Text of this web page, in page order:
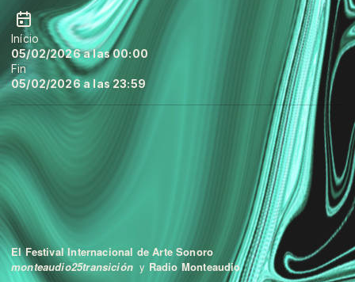
Início
05/02/2026 a las 00:00
Fin
05/02/2026 a las 23:59
El Festival Internacional de Arte Sonoro
monteaudio25transición y Radio Monteaudio